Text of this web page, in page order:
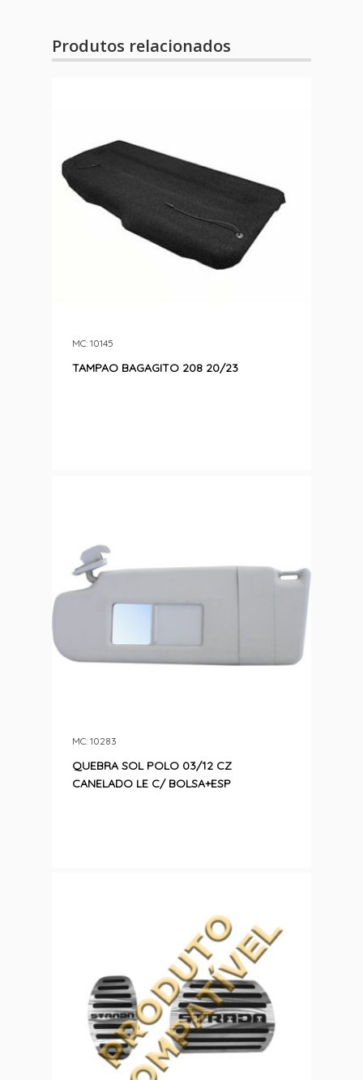
Produtos relacionados
TAMPAO BAGAGITO 208 20/23
MC: 10145
QUEBRA SOL POLO 03/12 CZ
CANELADO LE C/ BOLSA+ESP
MC: 10283